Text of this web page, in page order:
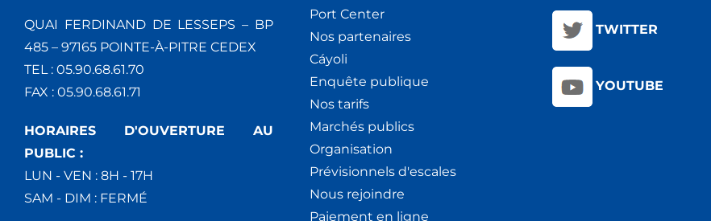
QUAI FERDINAND DE LESSEPS – BP
485 – 97165 POINTE-À-PITRE CEDEX
TEL : 05.90.68.61.70
FAX : 05.90.68.61.71
HORAIRES D'OUVERTURE AU
PUBLIC :
LUN - VEN : 8H - 17H
SAM - DIM : FERMÉ
Port Center
Nos partenaires
Cáyoli
Enquête publique
Nos tarifs
Marchés publics
Organisation
Prévisionnels d'escales
Nous rejoindre
Paiement en ligne
TWITTER
YOUTUBE